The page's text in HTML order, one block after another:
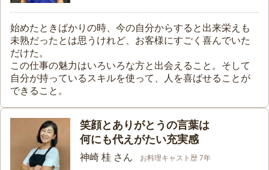
始めたときばかりの時、今の自分からすると出来栄えも
未熟だったとは思うけれど、お客様にすごく喜んでいた
だけた。
この仕事の魅力はいろいろな方と出会えること。そして
自分が持っているスキルを使って、人を喜ばせることが
できること。
笑顔とありがとうの言葉は
何にも代えがたい充実感
神崎 桂 さん お料理キャスト歴 7年